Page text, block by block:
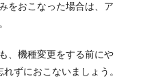
をおこなった場合は、ア
、機種変更をする前にや
ずにおこないましょう。